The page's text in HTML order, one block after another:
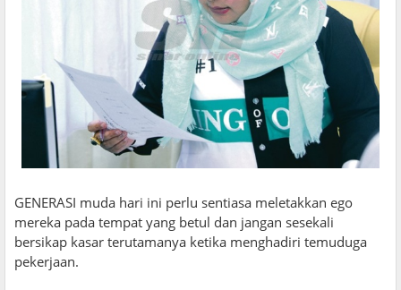
GENERASI muda hari ini perlu sentiasa meletakkan ego
mereka pada tempat yang betul dan jangan sesekali
bersikap kasar terutamanya ketika menghadiri temuduga
pekerjaan.